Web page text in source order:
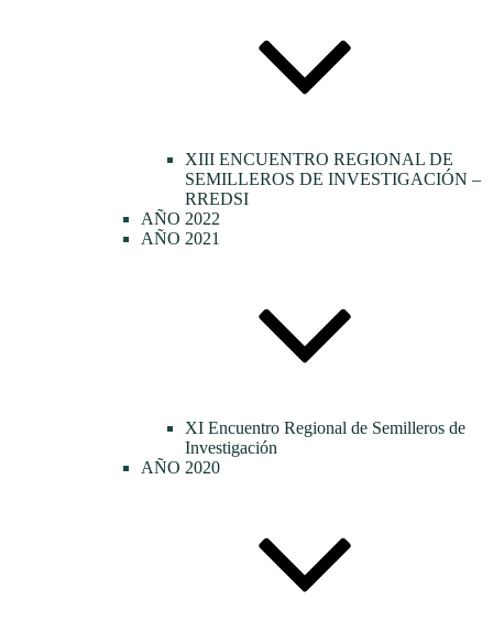
XIII ENCUENTRO REGIONAL DE
SEMILLEROS DE INVESTIGACIÓN –
RREDSI
AÑO 2022
AÑO 2021
XI Encuentro Regional de Semilleros de
Investigación
AÑO 2020